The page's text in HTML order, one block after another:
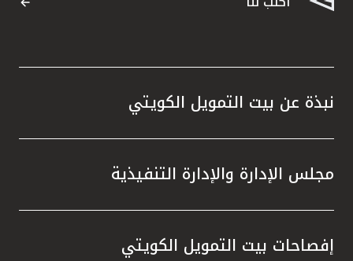
نبذة عن بيت التمويل الكويتي
مجلس الإدارة والإدارة التنفيذية
إفصاحات بيت التمويل الكويتي